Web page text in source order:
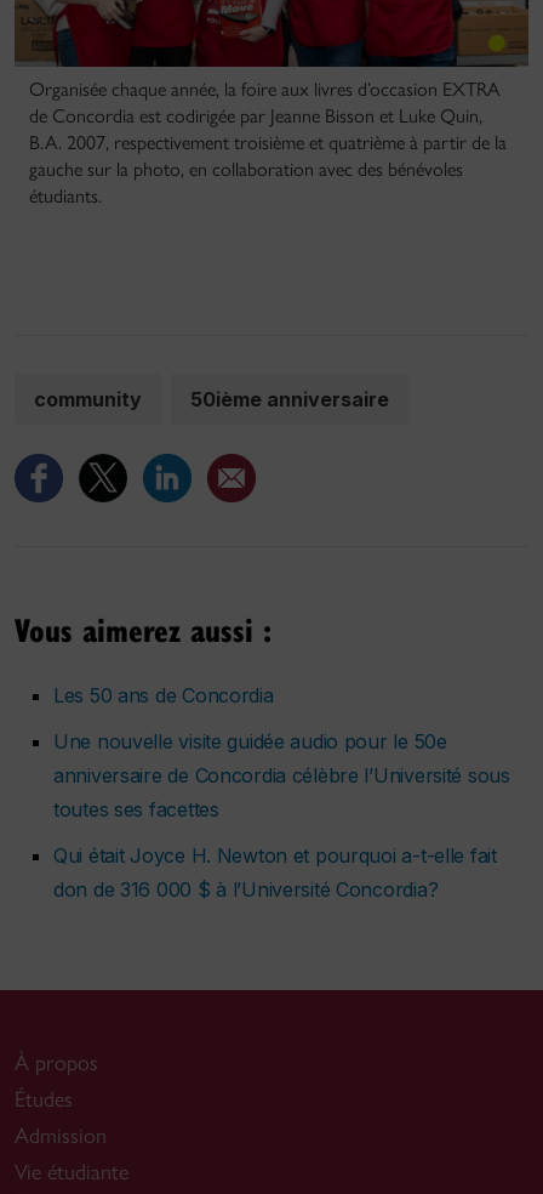
Organisée chaque année, la foire aux livres d’occasion EXTRA
de Concordia est codirigée par Jeanne Bisson et Luke Quin,
B.A. 2007, respectivement troisième et quatrième à partir de la
gauche sur la photo, en collaboration avec des bénévoles
étudiants.
community 50ième anniversaire
Vous aimerez aussi :
Les 50 ans de Concordia
Une nouvelle visite guidée audio pour le 50e
anniversaire de Concordia célèbre l’Université sous
toutes ses facettes
Qui était Joyce H. Newton et pourquoi a-t-elle fait
don de 316 000 $ à l’Université Concordia?
À propos
Études
Admission
Vie étudiante